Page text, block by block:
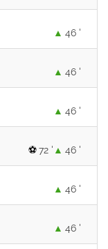
46 '
46 '
46 '
46 '
72 '
46 '
46 '